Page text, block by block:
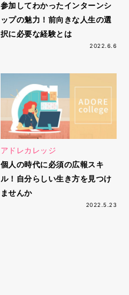
参加してわかったインターンシ
ップの魅力！前向きな人生の選
択に必要な経験とは
2022.6.6
アドレカレッジ
個人の時代に必須の広報スキ
ル！自分らしい生き方を見つけ
ませんか
2022.5.23